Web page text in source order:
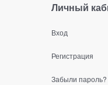
Личный
Вход
Регистрация
Забыли пароль?